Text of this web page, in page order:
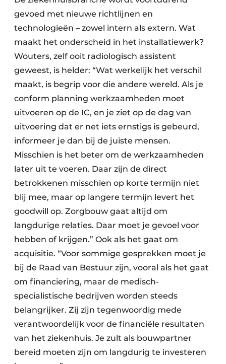
gevoed met nieuwe richtlijnen en
technologieën – zowel intern als extern. Wat
maakt het onderscheid in het installatiewerk?
Wouters, zelf ooit radiologisch assistent
geweest, is helder: “Wat werkelijk het verschil
maakt, is begrip voor die andere wereld. Als je
conform planning werkzaamheden moet
uitvoeren op de IC, en je ziet op de dag van
uitvoering dat er net iets ernstigs is gebeurd,
informeer je dan bij de juiste mensen.
Misschien is het beter om de werkzaamheden
later uit te voeren. Daar zijn de direct
betrokkenen misschien op korte termijn niet
blij mee, maar op langere termijn levert het
goodwill op. Zorgbouw gaat altijd om
langdurige relaties. Daar moet je gevoel voor
hebben of krijgen.” Ook als het gaat om
acquisitie. “Voor sommige gesprekken moet je
bij de Raad van Bestuur zijn, vooral als het gaat
om financiering, maar de medisch-
specialistische bedrijven worden steeds
belangrijker. Zij zijn tegenwoordig mede
verantwoordelijk voor de financiële resultaten
van het ziekenhuis. Je zult als bouwpartner
bereid moeten zijn om langdurig te investeren